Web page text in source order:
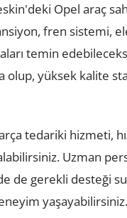
Opel araç
fren sistemi,
temin
olup, yüksek kalite
tedariki hizmeti,
Uzman
de gerekli desteği
yaşayabilirsiniz.